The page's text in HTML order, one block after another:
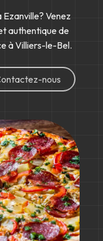
Venez
authentique de
à Villiers-le-Bel.
nous